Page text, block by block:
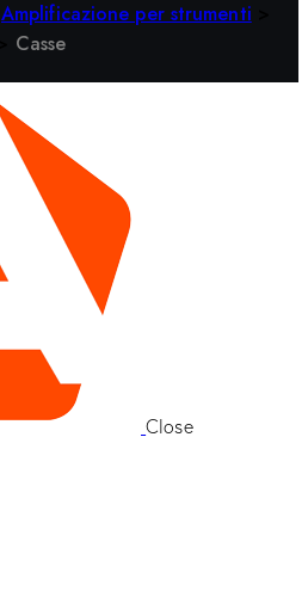
Amplificazione per strumenti
Casse
Close